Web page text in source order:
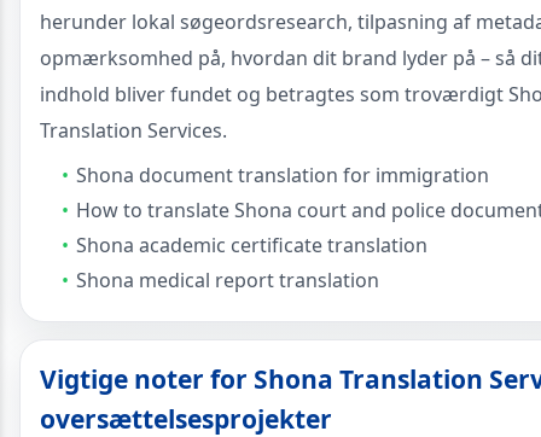
herunder lokal søgeordsresearch, tilpasning af
opmærksomhed på, hvordan dit brand lyder på – så
indhold bliver fundet og betragtes som troværdigt
Translation Services.
Shona document translation for immigration
How to translate Shona court and police
Shona academic certificate translation
Shona medical report translation
Vigtige noter for Shona Translation
oversættelsesprojekter